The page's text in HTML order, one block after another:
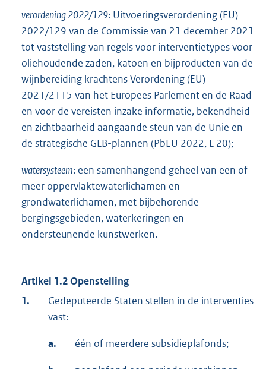
verordening 2022/129: Uitvoeringsverordening (EU)
2022/129 van de Commissie van 21 december 2021
tot vaststelling van regels voor interventietypes voor
oliehoudende zaden, katoen en bijproducten van de
wijnbereiding krachtens Verordening (EU)
2021/2115 van het Europees Parlement en de Raad
en voor de vereisten inzake informatie, bekendheid
en zichtbaarheid aangaande steun van de Unie en
de strategische GLB-plannen (PbEU 2022, L 20);
watersysteem: een samenhangend geheel van een of
meer oppervlaktewaterlichamen en
grondwaterlichamen, met bijbehorende
bergingsgebieden, waterkeringen en
ondersteunende kunstwerken.
Artikel 1.2 Openstelling
1.
Gedeputeerde Staten stellen in de interventies
vast:
a. één of meerdere subsidieplafonds;